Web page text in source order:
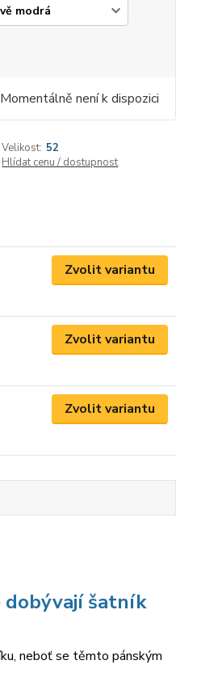
Momentálně není k dispozici
Velikost: 52
Hlídat cenu / dostupnost
Zvolit variantu
Zvolit variantu
Zvolit variantu
dobývají šatník
neboť se těmto pánským